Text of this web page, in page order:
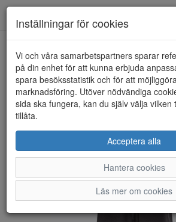
HEM ROLSER
Inställningar för cookies
Vi och våra samarbetspartners sparar
på din enhet för att kunna erbjuda
spara besöksstatistik och för att
marknadsföring. Utöver nödvändiga
sida ska fungera, kan du själv välja vilken
tillåta.
Acceptera alla
Hantera cookies
Läs mer om cookies